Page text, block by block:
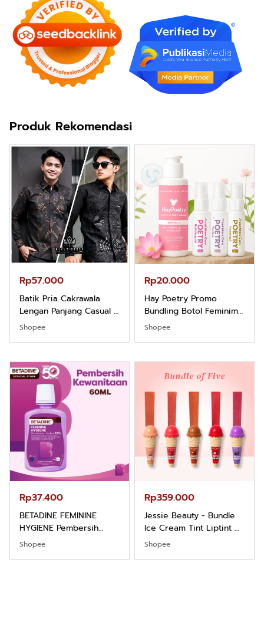
Produk Rekomendasi
Rp57.000
Batik Pria Cakrawala
Lengan Panjang Casual -
Kemeja Batik Pria
Nyaman Kemeja Kerja
Santai Slimfit Formal
Shopee
Rp20.000
Hay Poetry Promo
Bundling Botol Feminim
Care Perawatan
Balance dan Aroma
Bubbelgum Vanilla &
Shopee
Rp37.400
BETADINE FEMININE
HYGIENE Pembersih
Kewanitaan 60ml
Shopee
Rp359.000
Jessie Beauty - Bundle
Ice Cream Tint Liptint All
Variant
Shopee